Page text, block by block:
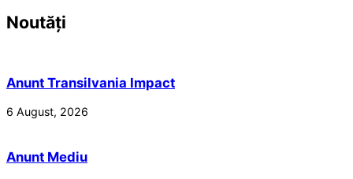
Noutăți
Anunt Transilvania Impact
6 August, 2026
Anunt Mediu